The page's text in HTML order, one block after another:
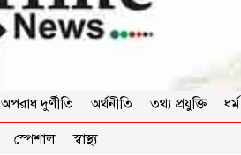
অপরাধ দুর্ণীতি অর্থনীতি তথ্য প্রযুক্তি ধর্ম
স্পেশাল স্বাস্থ্য